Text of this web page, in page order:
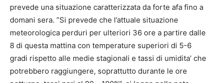
prevede una situazione caratterizzata da forte afa fino a
domani sera. ”Si prevede che l’attuale situazione
meteorologica perduri per ulteriori 36 ore a partire dalle
8 di questa mattina con temperature superiori di 5-6
gradi rispetto alle medie stagionali e tassi di umidita’ che
potrebbero raggiungere, soprattutto durante le ore